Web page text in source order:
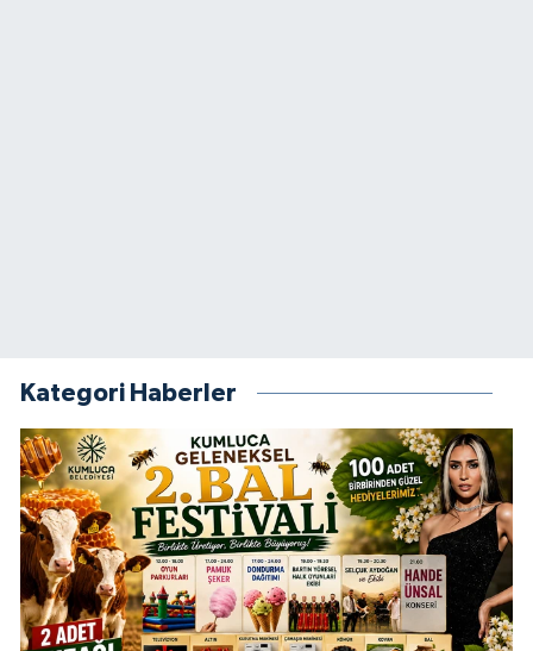
Kategori Haberler